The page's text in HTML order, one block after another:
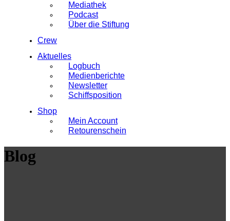
Mediathek
Podcast
Über die Stiftung
Crew
Aktuelles
Logbuch
Medienberichte
Newsletter
Schiffsposition
Shop
Mein Account
Retourenschein
Blog